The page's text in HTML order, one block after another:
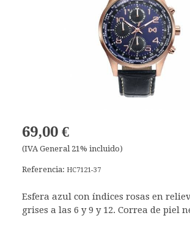
69,00 €
(IVA General 21% incluido)
Referencia: HC7121-37
Esfera azul con índices rosas en
grises a las 6 y 9 y 12. Correa de piel